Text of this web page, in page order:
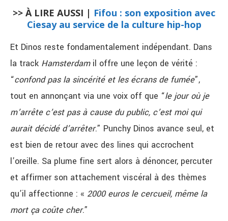
>> À LIRE AUSSI | Fifou : son exposition avec
Ciesay au service de la culture hip-hop
Et Dinos reste fondamentalement indépendant. Dans
la track Hamsterdamil offre une leçon de vérité :
“confond pas la sincérité et les écrans de fumée”,
tout en annonçant via une voix off que “le jour où je
m’arrête c’est pas à cause du public, c’est moi qui
aurait décidé d’arrêter.” Punchy Dinos avance seul, et
est bien de retour avec des lines qui accrochent
l’oreille. Sa plume fine sert alors à dénoncer, percuter
et affirmer son attachement viscéral à des thèmes
qu’il affectionne : « 2000 euros le cercueil, même la
mort ça coûte cher.”